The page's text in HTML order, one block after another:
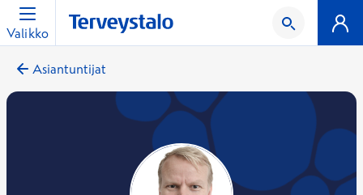
Valikko
Asiantuntijat